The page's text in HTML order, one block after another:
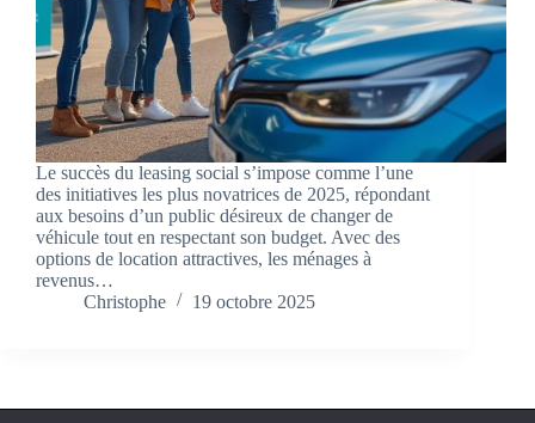
Le succès du leasing social s’impose comme l’une
des initiatives les plus novatrices de 2025, répondant
aux besoins d’un public désireux de changer de
véhicule tout en respectant son budget. Avec des
options de location attractives, les ménages à
revenus…
Christophe
19 octobre 2025